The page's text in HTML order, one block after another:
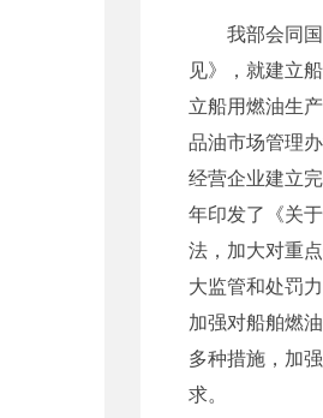
我部会同
见》，就建立
立船用燃油生
品油市场管理
经营企业建立
年印发了《关
法，加大对重
大监管和处罚
加强对船舶燃
多种措施，加
求。